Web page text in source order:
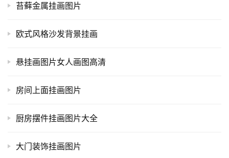
苔藓金属挂画图片
欧式风格沙发背景挂画
悬挂画图片女人画图高清
房间上面挂画图片
厨房摆件挂画图片大全
大门装饰挂画图片